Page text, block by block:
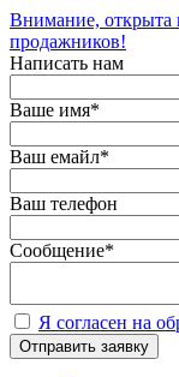
Внимание, открыта
продажников!
Написать нам
Ваше имя*
Ваш емайл*
Ваш телефон
Сообщение*
Я согласен на
Отправить заявку